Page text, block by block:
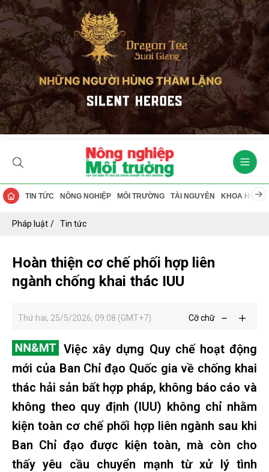
TIN TỨC NÔNG NGHIỆP MÔI TRƯỜNG TÀI NGUYÊN KHOA HỌC
Pháp luật Tin tức
Hoàn thiện cơ chế phối hợp liên
ngành chống khai thác IUU
Thứ hai, 25/5/2026, 09:08 (GMT+7) Cỡ chữ
Việc xây dựng Quy chế hoạt động
mới của Ban Chỉ đạo Quốc gia về chống khai
thác hải sản bất hợp pháp, không báo cáo và
không theo quy định (IUU) không chỉ nhằm
kiện toàn cơ chế phối hợp liên ngành sau khi
Ban Chỉ đạo được kiện toàn, mà còn cho
thấy yêu cầu chuyển mạnh từ xử lý tình